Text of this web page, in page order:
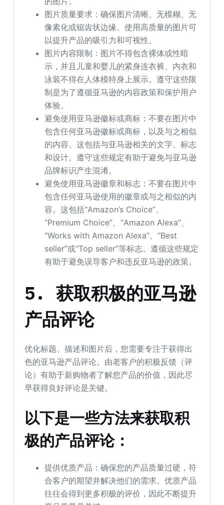
图片质量要求：确保图片清晰、无模糊、无
像素化或锯齿状边缘。使用高质量的图片可
以提升产品的吸引力和可视性。
图片内容限制：图片不得包含裸体或性暗
示，并且儿童和婴儿的紧身连衣裤、内衣和
泳装不得在人体模特身上展示。遵守这些限
制是为了遵循亚马逊的内容政策和保护用户
体验。
避免使用亚马逊徽标或商标：不要在图片中
包含任何亚马逊徽标或商标，以及与之相似
的内容。这包括与亚马逊相关的文字、标志
和设计。遵守这些规定有助于避免与亚马逊
品牌标识产生混淆。
避免使用亚马逊徽章和标志：不要在图片中
包含任何亚马逊使用的徽章或与之相似的内
容。这包括“Amazon’s Choice”、
“Premium Choice”、“Amazon Alexa”、
“Works with Amazon Alexa”、“Best
seller”或“Top seller”等标志。遵循这些规定
有助于避免误导客户和违反亚马逊的政策。
5. 获取积极的亚马逊
产品评论
优化标题、描述和图片后，您需要专注于获得出
色的亚马逊产品评论。由老客户的积极反馈（评
论）有助于新购物者了解您产品的价值，因此尽
早获得良好评论是关键。
以下是一些方法来获取积
极的产品评论：
提供优质产品：确保您的产品质量过硬，符
合客户的期望并解决他们的需求。优质产品
往往会得到更多积极的评价，因此不断提升